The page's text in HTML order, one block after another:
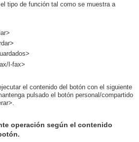
tipo de función tal como se muestra a
I-fax>
el contenido del botón con el siguiente
pulsado el botón personal/compartido
operación según el contenido